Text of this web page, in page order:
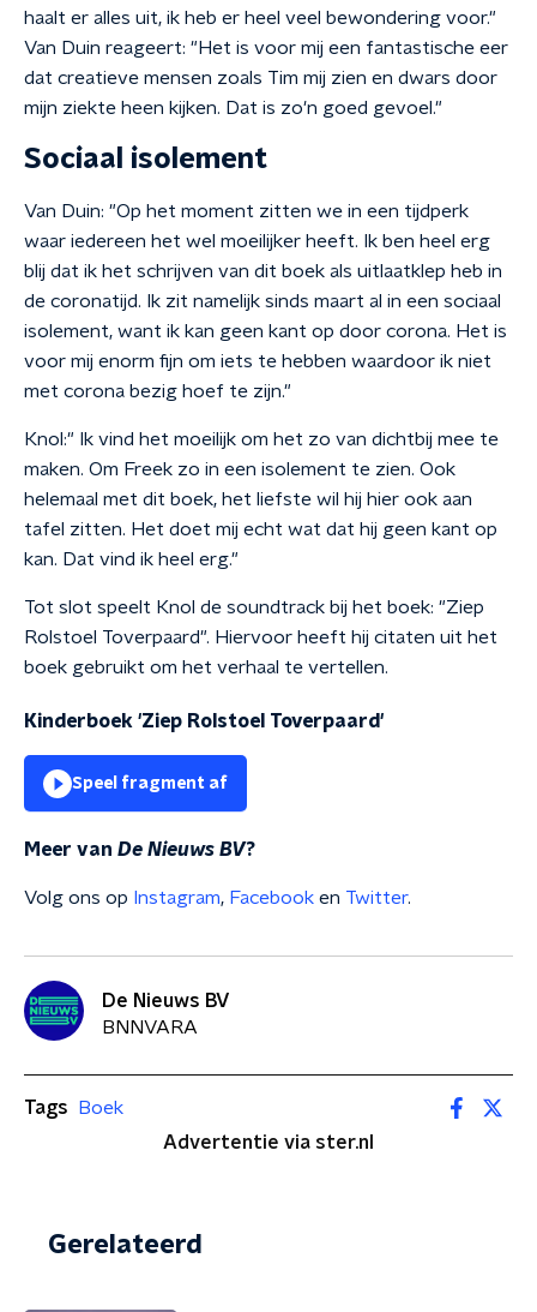
haalt er alles uit, ik heb er heel veel bewondering voor."
Van Duin reageert: "Het is voor mij een fantastische eer
dat creatieve mensen zoals Tim mij zien en dwars door
mijn ziekte heen kijken. Dat is zo'n goed gevoel."
Sociaal isolement
Van Duin: "Op het moment zitten we in een tijdperk
waar iedereen het wel moeilijker heeft. Ik ben heel erg
blij dat ik het schrijven van dit boek als uitlaatklep heb in
de coronatijd. Ik zit namelijk sinds maart al in een sociaal
isolement, want ik kan geen kant op door corona. Het is
voor mij enorm fijn om iets te hebben waardoor ik niet
met corona bezig hoef te zijn."
Knol:" Ik vind het moeilijk om het zo van dichtbij mee te
maken. Om Freek zo in een isolement te zien. Ook
helemaal met dit boek, het liefste wil hij hier ook aan
tafel zitten. Het doet mij echt wat dat hij geen kant op
kan. Dat vind ik heel erg."
Tot slot speelt Knol de soundtrack bij het boek: "Ziep
Rolstoel Toverpaard". Hiervoor heeft hij citaten uit het
boek gebruikt om het verhaal te vertellen.
Kinderboek 'Ziep Rolstoel Toverpaard'
Speel fragment af
Meer van De Nieuws BV?
Volg ons op Instagram, Facebook en Twitter.
De Nieuws BV
BNNVARA
Tags
Boek
Advertentie via ster.nl
Gerelateerd